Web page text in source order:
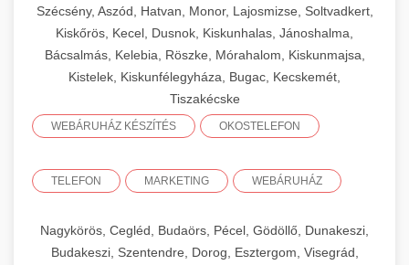
Szécsény, Aszód, Hatvan, Monor, Lajosmizse, Soltvadkert,
Kiskőrös, Kecel, Dusnok, Kiskunhalas, Jánoshalma,
Bácsalmás, Kelebia, Röszke, Mórahalom, Kiskunmajsa,
Kistelek, Kiskunfélegyháza, Bugac, Kecskemét,
Tiszakécske
WEBÁRUHÁZ KÉSZÍTÉS OKOSTELEFON
TELEFON MARKETING WEBÁRUHÁZ
Nagykörös, Cegléd, Budaörs, Pécel, Gödöllő, Dunakeszi,
Budakeszi, Szentendre, Dorog, Esztergom, Visegrád,